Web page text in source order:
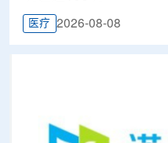
医疗 2026-08-08